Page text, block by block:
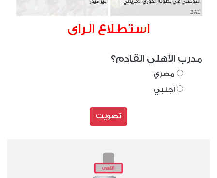
التونسي في بطولة الدوري الأفريقي
BAL
بيراميدز
استطلاع الراى
مدرب الأهلي القادم؟
مصري
أجنبي
تصويت